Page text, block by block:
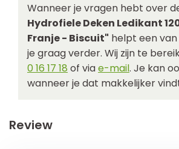
Wanneer je vragen hebt over
Hydrofiele Deken Ledikant
Franje - Biscuit" helpt een
je graag verder. Wij zijn te
0 16 17 18 of viae-mail. Je kan
wanneer je dat makkelijker
Review